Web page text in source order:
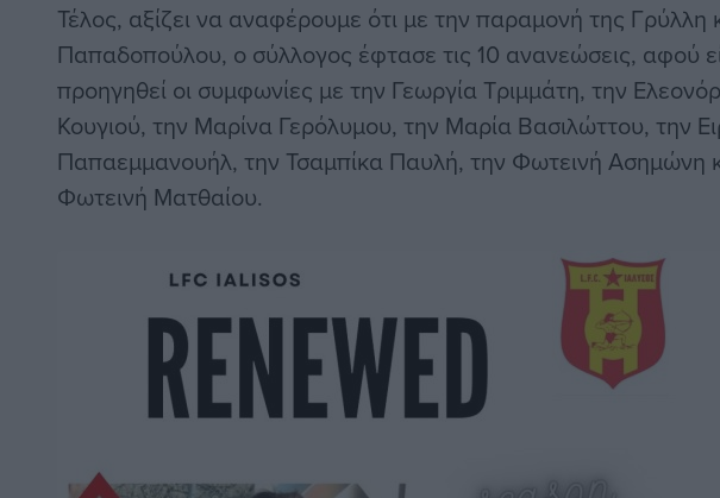
Τέλος, αξίζει να αναφέρουμε ότι με την παραμονή της Γρύλλη
Παπαδοπούλου, ο σύλλογος έφτασε τις 10 ανανεώσεις, αφού
προηγηθεί οι συμφωνίες με την Γεωργία Τριμμάτη, την
Κουγιού, την Μαρίνα Γερόλυμου, την Μαρία Βασιλώττου, την
Παπαεμμανουήλ, την Τσαμπίκα Παυλή, την Φωτεινή Ασημώνη
Φωτεινή Ματθαίου.